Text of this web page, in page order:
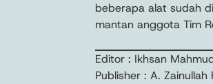
beberapa alat sudah
mantan anggota Tim
Editor : Ikhsan
Publisher : A. Zainullah